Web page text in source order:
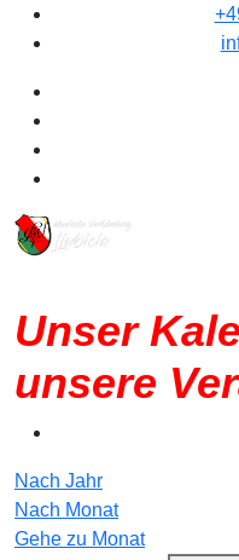
Unser
unsere
Nach Jahr
Nach Monat
Gehe zu Monat